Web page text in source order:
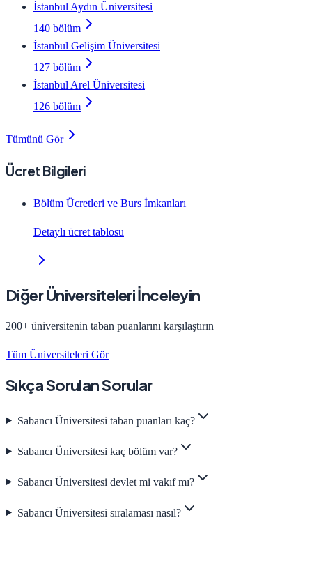
İstanbul Aydın Üniversitesi
140 bölüm
İstanbul Gelişim Üniversitesi
127 bölüm
İstanbul Arel Üniversitesi
126 bölüm
Tümünü Gör
Ücret Bilgileri
Bölüm Ücretleri ve Burs İmkanları
Detaylı ücret tablosu
Diğer Üniversiteleri İnceleyin
200+ üniversitenin taban puanlarını karşılaştırın
Tüm Üniversiteleri Gör
Sıkça Sorulan Sorular
Sabancı Üniversitesi taban puanları kaç?
Sabancı Üniversitesi kaç bölüm var?
Sabancı Üniversitesi devlet mi vakıf mı?
Sabancı Üniversitesi sıralaması nasıl?